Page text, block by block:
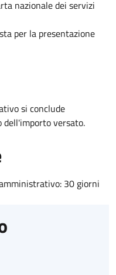
nazionale dei servizi
per la presentazione
si conclude
versato.
30 giorni